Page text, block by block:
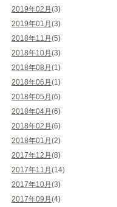
2019年02月 (3)
2019年01月 (3)
2018年11月 (5)
2018年10月 (3)
2018年08月 (1)
2018年06月 (1)
2018年05月 (6)
2018年04月 (6)
2018年02月 (6)
2018年01月 (2)
2017年12月 (8)
2017年11月 (14)
2017年10月 (3)
2017年09月 (4)